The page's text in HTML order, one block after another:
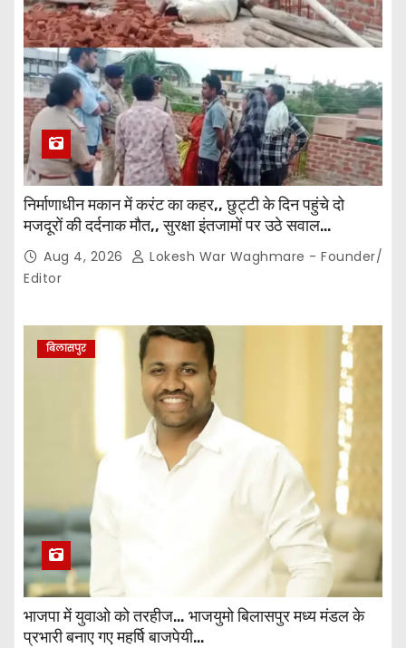
निर्माणाधीन मकान में करंट का कहर,, छुट्टी के दिन पहुंचे दो
मजदूरों की दर्दनाक मौत,, सुरक्षा इंतजामों पर उठे सवाल…
Aug 4, 2026
Lokesh War Waghmare - Founder/
Editor
बिलासपुर
भाजपा में युवाओ को तरहीज… भाजयुमो बिलासपुर मध्य मंडल के
प्रभारी बनाए गए महर्षि बाजपेयी…